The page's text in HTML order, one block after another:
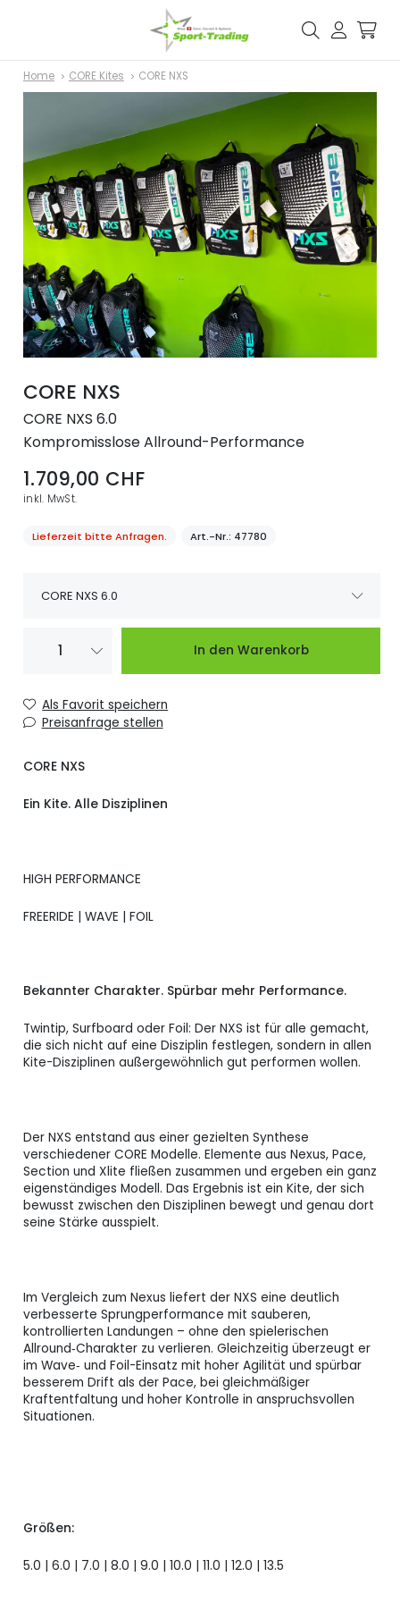
Home CORE Kites CORE NXS
CORE NXS
CORE NXS 6.0
Kompromisslose Allround-Performance
1.709,00 CHF
inkl. MwSt.
Art.-Nr. 47780
Lieferzeit bitte Anfragen.
CORE NXS 6.0
CORE NXS 6.0
Anfragen.
1.709,00 CHF
CORE NXS 8.0 Verfügbar
CORE NXS 9.0
CORE NXS
12.0
Verfügbar
In den Warenkorb
Als Favorit speichern
CORE NXS
Ein Kite. Alle Disziplinen
HIGH PERFORMANCE
FREERIDE | WAVE | FOIL
Bekannter Charakter. Spürbar mehr Performance.
Twintip, Surfboard oder Foil: Der NXS ist für alle gemacht,
die sich nicht auf eine Disziplin festlegen, sondern in allen
Kite-Disziplinen außergewöhnlich gut performen wollen.
Der NXS entstand aus einer gezielten Synthese
verschiedener CORE Modelle. Elemente aus Nexus, Pace,
Section und Xlite fließen zusammen und ergeben ein ganz
eigenständiges Modell. Das Ergebnis ist ein Kite, der sich
bewusst zwischen den Disziplinen bewegt und genau dort
seine Stärke ausspielt.
Im Vergleich zum Nexus liefert der NXS eine deutlich
verbesserte Sprungperformance mit sauberen,
kontrollierten Landungen – ohne den spielerischen
Allround‑Charakter zu verlieren. Gleichzeitig überzeugt er
im Wave‑ und Foil-Einsatz mit hoher Agilität und spürbar
besserem Drift als der Pace, bei gleichmäßiger
Kraftentfaltung und hoher Kontrolle in anspruchsvollen
Situationen.
Größen:
5.0 | 6.0 | 7.0 | 8.0 | 9.0 | 10.0 | 11.0 | 12.0 | 13.5
Preisanfrage stellen